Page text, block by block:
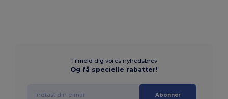
Tilmeld dig vores nyhedsbrev
Og få specielle rabatter!
Abonner